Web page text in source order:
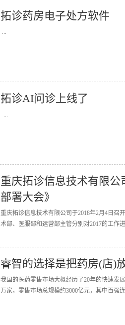
拓诊药房电子处方软件
...
拓诊AI问诊上线了
...
重庆拓诊信息技术有限公
部署大会》
重庆拓诊信息技术有限公司于2018年2月4日召
术部、医服部和运营部主管分别对2017的工作
睿智的选择是把药房(店)
我国的医药零售市场大概经历了20年的快速发
万家，零售市场总规模约3000亿元，其中百强